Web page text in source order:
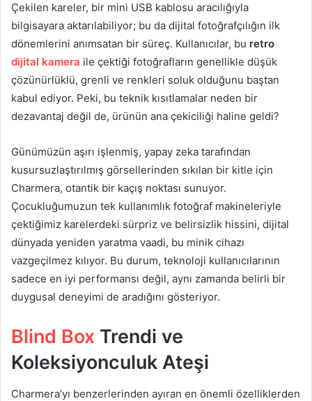
Çekilen kareler, bir mini USB kablosu aracılığıyla
bilgisayara aktarılabiliyor; bu da dijital fotoğrafçılığın ilk
dönemlerini anımsatan bir süreç. Kullanıcılar, bu retro
dijital kamera ile çektiği fotoğrafların genellikle düşük
çözünürlüklü, grenli ve renkleri soluk olduğunu baştan
kabul ediyor. Peki, bu teknik kısıtlamalar neden bir
dezavantaj değil de, ürünün ana çekiciliği haline geldi?
Günümüzün aşırı işlenmiş, yapay zeka tarafından
kusursuzlaştırılmış görsellerinden sıkılan bir kitle için
Charmera, otantik bir kaçış noktası sunuyor.
Çocukluğumuzun tek kullanımlık fotoğraf makineleriyle
çektiğimiz karelerdeki sürpriz ve belirsizlik hissini, dijital
dünyada yeniden yaratma vaadi, bu minik cihazı
vazgeçilmez kılıyor. Bu durum, teknoloji kullanıcılarının
sadece en iyi performansı değil, aynı zamanda belirli bir
duygusal deneyimi de aradığını gösteriyor.
Blind Box Trendi ve
Koleksiyonculuk Ateşi
Charmera’yı benzerlerinden ayıran en önemli özelliklerden